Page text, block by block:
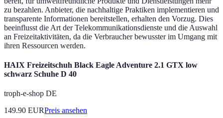
zu bezahlen. Anbieter, die nachhaltige Praktiken implementieren und
transparente Informationen bereitstellen, erhalten den Vorzug. Dies
beeinflusst die Art der Telekommunikationsdienste und die Auswahl
an Freizeitaktivitäten, da die Verbraucher bewusster im Umgang mit
ihren Ressourcen werden.
HAIX Freizeitschuh Black Eagle Adventure 2.1 GTX low
schwarz Schuhe D 40
troph-e-shop DE
149.90 EURPreis ansehen